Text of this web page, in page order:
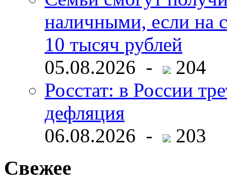
наличными, если на
10 тысяч рублей
05.08.2026 -
204
Росстат: в России
дефляция
06.08.2026 -
203
Свежее